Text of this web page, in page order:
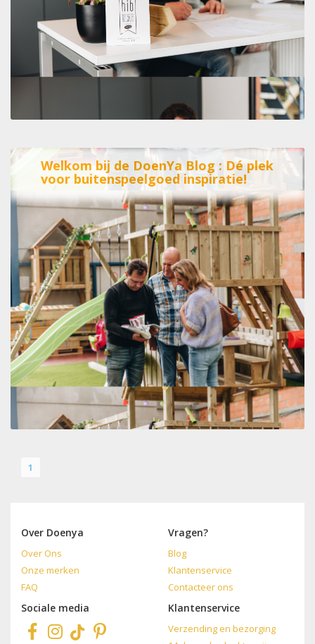
Welkom bij de DoenYa Blog : Dé plek
voor buitenspeelgoed inspiratie!
1
Over Doenya
Over Ons
Onze merken
FAQ
Sociale media
Vragen?
Blog
Klantenservice
Contacteer ons
Klantenservice
Verzending en bezorging